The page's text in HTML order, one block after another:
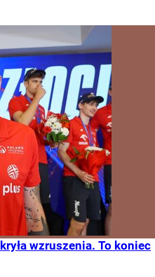
wzruszenia. To koniec